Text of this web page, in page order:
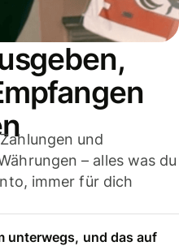
und
– alles was du
immer für dich
unterwegs, und das auf